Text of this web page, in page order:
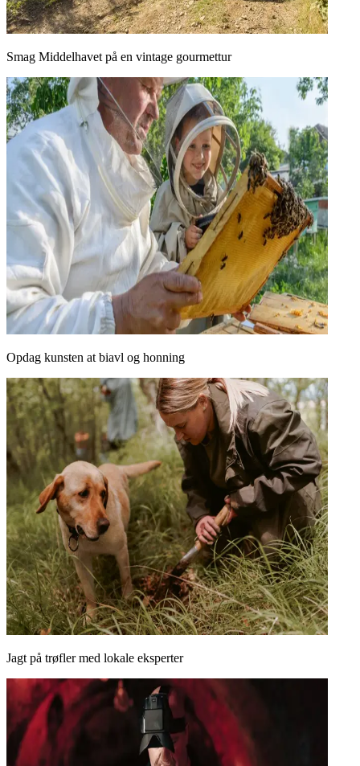
Smag Middelhavet på en vintage gourmettur
Opdag kunsten at biavl og honning
Jagt på trøfler med lokale eksperter